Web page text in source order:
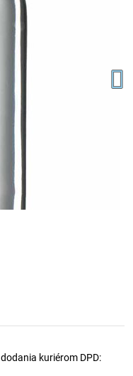
kuriérom DPD: